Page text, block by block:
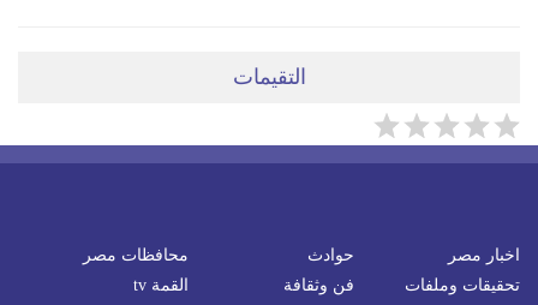
التقيمات
اخبار مصر حوادث
محافظات مصر
تحقيقات وملفات
فن وثقافة
القمة tv